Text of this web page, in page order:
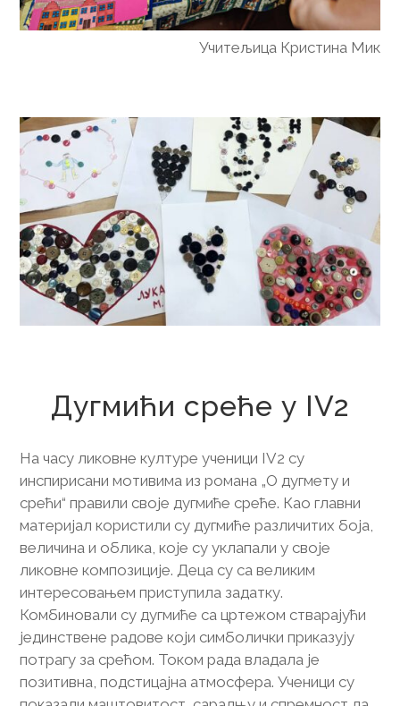
Учитељица Кристина Мик
Дугмићи среће у IV2
На часу ликовне културе ученици IV2 су
инспирисани мотивима из романа „О дугмету и
срећи“ правили своје дугмиће среће. Као главни
материјал користили су дугмиће различитих боја,
величина и облика, које су уклапали у своје
ликовне композиције. Деца су са великим
интересовањем приступила задатку.
Комбиновали су дугмиће са цртежом стварајући
јединствене радове који симболички приказују
потрагу за срећом. Током рада владала је
позитивна, подстицајна атмосфера. Ученици су